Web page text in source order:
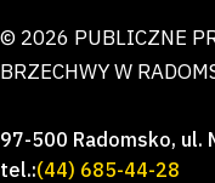
© 2026 PUBLICZNE
BRZECHWY W
97-500 Radomsko, ul.
tel.:(44) 685-44-28